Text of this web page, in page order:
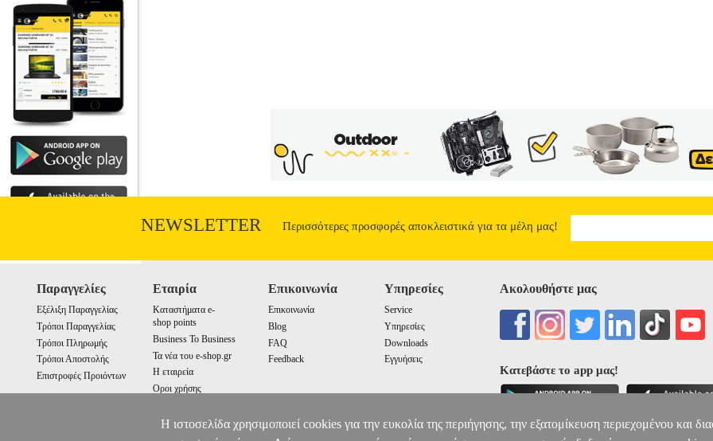
NEWSLETTER Περισσότερες προσφορές αποκλειστικά για τα μέλη μας!
Παραγγελίες
Εξέλιξη Παραγγελίας
Τρόποι Παραγγελίας
Τρόποι Πληρωμής
Τρόποι Αποστολής
Επιστροφές Προιόντων
Εταιρία
Καταστήματα e-
shop points
Business To Business
Τα νέα του e-shop.gr
Η εταιρεία
Οροι χρήσης
Επικοινωνία
Επικοινωνία
Blog
FAQ
Feedback
Υπηρεσίες
Service
Υπηρεσίες
Downloads
Εγγυήσεις
Ακολουθήστε μας
Κατεβάστε το app μας!
Η ιστοσελίδα χρησιμοποιεί cookies για την ευκολία της περιήγησης, την εξατομίκευση περιεχομένου και